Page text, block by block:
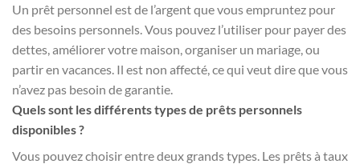
Un prêt personnel est de l’argent que vous empruntez pour
des besoins personnels. Vous pouvez l’utiliser pour payer des
dettes, améliorer votre maison, organiser un mariage, ou
partir en vacances. Il est non affecté, ce qui veut dire que vous
n’avez pas besoin de garantie.
Quels sont les différents types de prêts personnels
disponibles ?
Vous pouvez choisir entre deux grands types. Les prêts à taux